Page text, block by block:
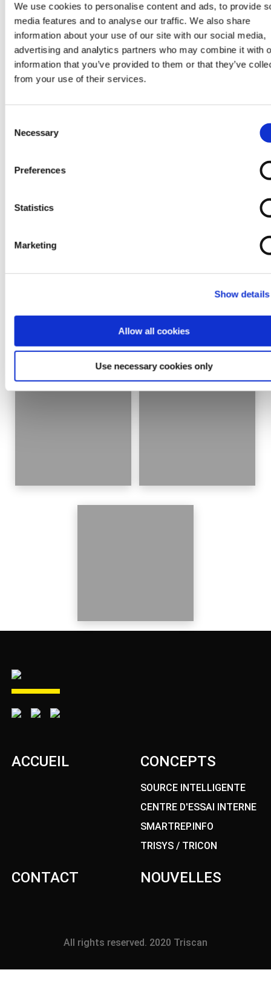
We use cookies to personalise content and ads, to provide
media features and to analyse our traffic. We also share
information about your use of our site with our social media,
advertising and analytics partners who may combine it with
information that you’ve provided to them or that they’ve
from your use of their services.
Selection
Necessary
Preferences
Statistics
Marketing
Show details
Allow all cookies
Use necessary cookies only
LATEST PRODUCT RELATED NEWS
TOUT
Voir toutes les actualités
No news were found for that category
ACCUEIL CONCEPTS
SOURCE INTELLIGENTE
CENTRE D'ESSAI INTERNE
SMARTREP.INFO
TRISYS / TRICON
CONTACT NOUVELLES
All rights reserved. 2020 Triscan